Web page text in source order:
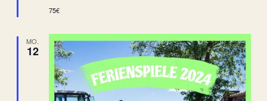
75€
MO.
12